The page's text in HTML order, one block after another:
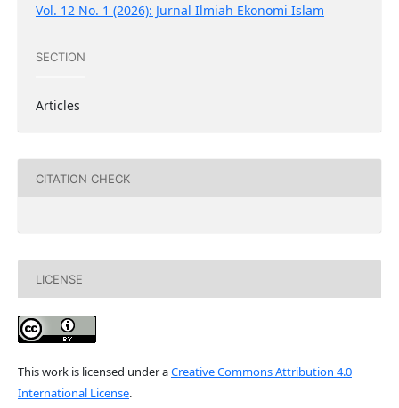
Vol. 12 No. 1 (2026): Jurnal Ilmiah Ekonomi Islam
SECTION
Articles
CITATION CHECK
LICENSE
This work is licensed under aCreative Commons Attribution 4.0
International License.